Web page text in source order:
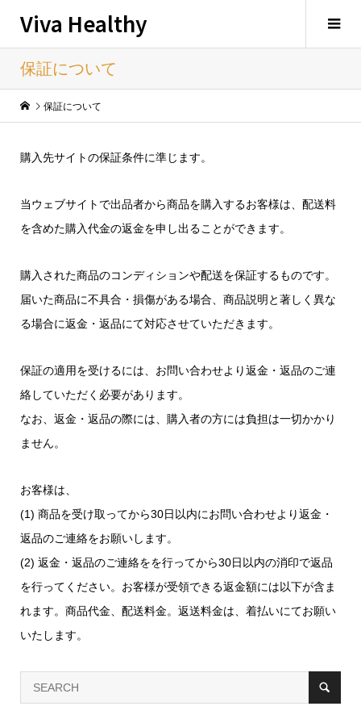
Viva Healthy
保証について
保証について
購入先サイトの保証条件に準じます。
当ウェブサイトで出品者から商品を購入するお客様は、配送料
を含めた購入代金の返金を申し出ることができます。
購入された商品のコンディションや配送を保証するものです。
届いた商品に不具合・損傷がある場合、商品説明と著しく異な
る場合に返金・返品にて対応させていただきます。
保証の適用を受けるには、お問い合わせより返金・返品のご連
絡していただく必要があります。
なお、返金・返品の際には、購入者の方には負担は一切かかり
ません。
お客様は、
(1) 商品を受け取ってから30日以内にお問い合わせより返金・
返品のご連絡をお願いします。
(2) 返金・返品のご連絡をを行ってから30日以内の消印で返品
を行ってください。お客様が受領できる返金額には以下が含ま
れます。商品代金、配送料金。返送料金は、着払いにてお願い
いたします。